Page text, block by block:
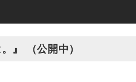
』 （公開中）